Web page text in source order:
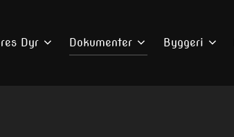
Dyr Dokumenter Byggeri